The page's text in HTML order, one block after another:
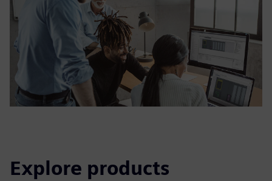
Explore products